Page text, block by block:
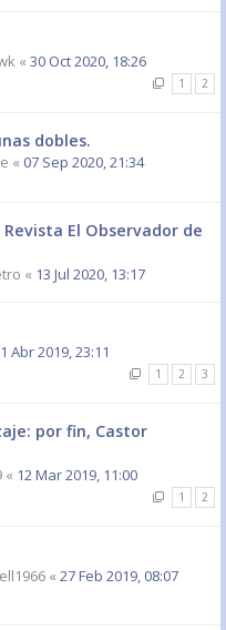
« 30 Oct 2020, 18:26
1 2
dobles.
« 07 Sep 2020, 21:34
El Observador de
« 13 Jul 2020, 13:17
Abr 2019, 23:11
1 2 3
por fin, Castor
« 12 Mar 2019, 11:00
1 2
« 27 Feb 2019, 08:07